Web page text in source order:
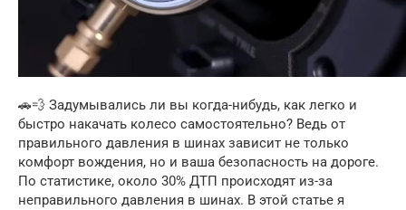
🚗💨 Задумывались ли вы когда-нибудь, как легко и
быстро накачать колесо самостоятельно? Ведь от
правильного давления в шинах зависит не только
комфорт вождения, но и ваша безопасность на дороге.
По статистике, около 30% ДТП происходят из-за
неправильного давления в шинах. В этой статье я